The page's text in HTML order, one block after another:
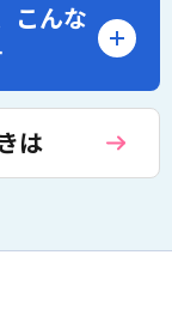
こんな
は